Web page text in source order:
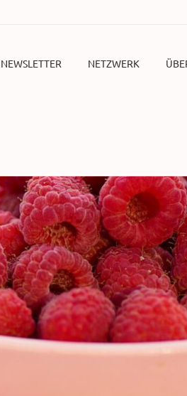
NEWSLETTER NETZWERK